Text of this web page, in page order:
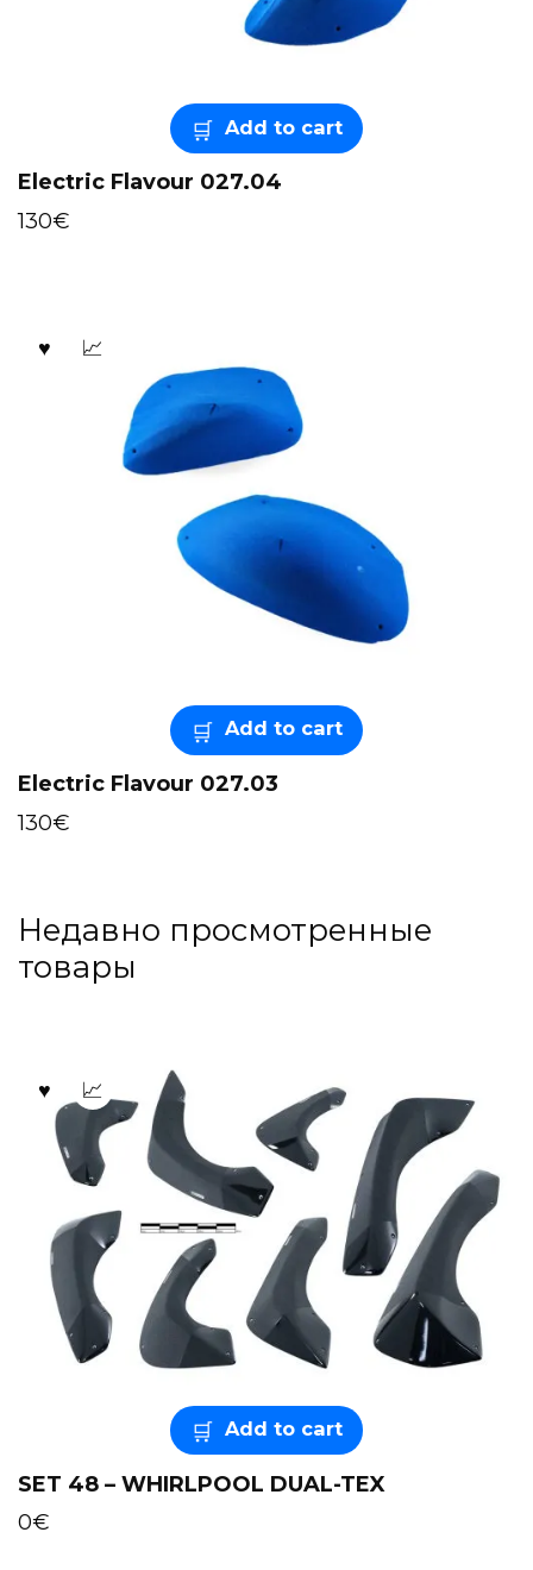
Add to cart
Electric Flavour 027.04
130€
Add to cart
Electric Flavour 027.03
130€
Недавно просмотренные
товары
Add to cart
SET 48 – WHIRLPOOL DUAL-TEX
0€